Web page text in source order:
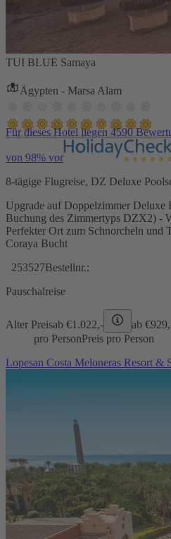
TUI BLUE Samaya
Ägypten - Marsa Alam
Für dieses Hotel liegen 4590
von 98% vor
8-tägige Flugreise, DZ Deluxe
Upgrade auf Doppelzimmer
Buchung des Zimmertyps DZX2) -
Perfekter Ort zum Schnorcheln und
Coraya Bucht
253527Bestellnr.:
Pauschalreise
Alter Preisab €1.022,- ab €
pro PersonPreis pro Person
Lopesan Costa Meloneras Resort &